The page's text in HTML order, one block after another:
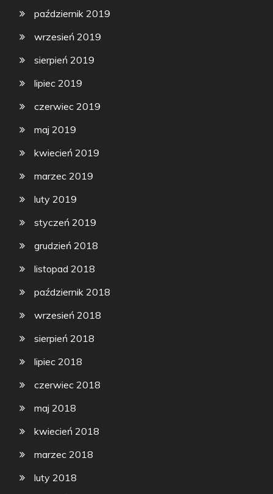
październik 2019
wrzesień 2019
sierpień 2019
lipiec 2019
czerwiec 2019
maj 2019
kwiecień 2019
marzec 2019
luty 2019
styczeń 2019
grudzień 2018
listopad 2018
październik 2018
wrzesień 2018
sierpień 2018
lipiec 2018
czerwiec 2018
maj 2018
kwiecień 2018
marzec 2018
luty 2018